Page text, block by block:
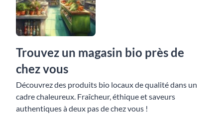
Trouvez un magasin bio près de
chez vous
Découvrez des produits bio locaux de qualité dans un
cadre chaleureux. Fraîcheur, éthique et saveurs
authentiques à deux pas de chez vous !